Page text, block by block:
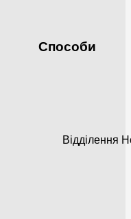
Способи
Відділення